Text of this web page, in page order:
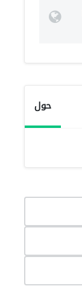
حول